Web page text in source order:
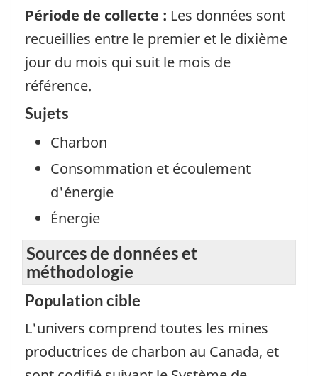
Période de collecte : Les données sont
recueillies entre le premier et le dixième
jour du mois qui suit le mois de
référence.
Sujets
Charbon
Consommation et écoulement
d'énergie
Énergie
Sources de données et
méthodologie
Population cible
L'univers comprend toutes les mines
productrices de charbon au Canada, et